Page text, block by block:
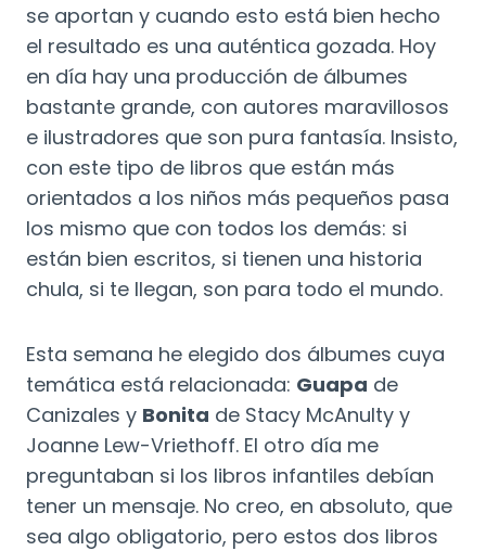
se aportan y cuando esto está bien hecho
el resultado es una auténtica gozada. Hoy
en día hay una producción de álbumes
bastante grande, con autores maravillosos
e ilustradores que son pura fantasía. Insisto,
con este tipo de libros que están más
orientados a los niños más pequeños pasa
los mismo que con todos los demás: si
están bien escritos, si tienen una historia
chula, si te llegan, son para todo el mundo.
Esta semana he elegido dos álbumes cuya
temática está relacionada: Guapa de
Canizales y Bonita de Stacy McAnulty y
Joanne Lew-Vriethoff. El otro día me
preguntaban si los libros infantiles debían
tener un mensaje. No creo, en absoluto, que
sea algo obligatorio, pero estos dos libros